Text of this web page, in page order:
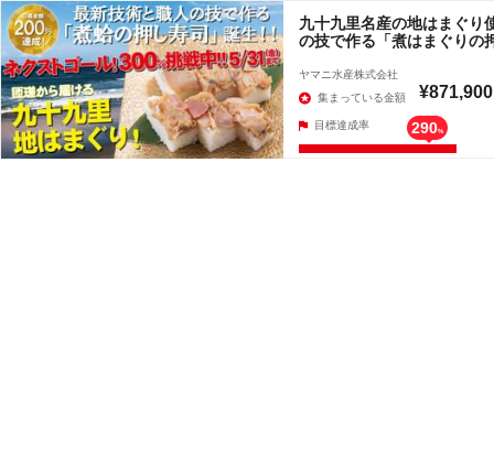
九十九里名産の地はまぐり
の技で作る「煮はまぐりの
ヤマニ水産株式会社
集まっている金額
¥871,900
目標達成率 290%